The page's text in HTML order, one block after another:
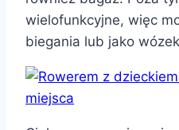
wielofunkcyjne, więc
biegania lub jako